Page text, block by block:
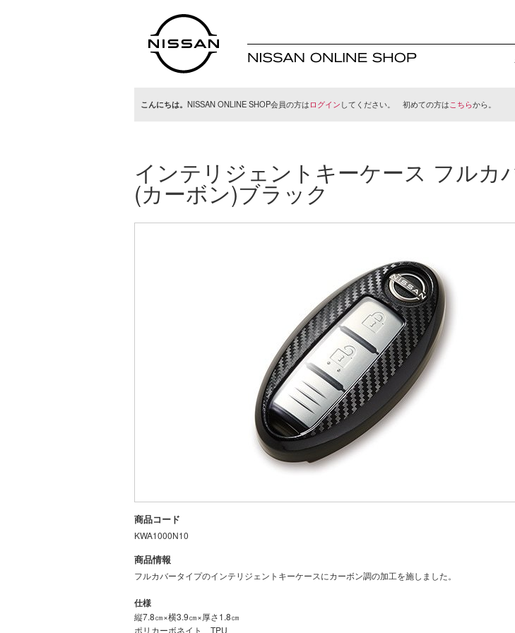
こんにちは。 NISSAN ONLINE SHOP会員の方はログインしてください。 初めての方はこちらから。
インテリジェントキーケース フルカ
(カーボン)ブラック
商品コード
KWA1000N10
商品情報
フルカバータイプのインテリジェントキーケースにカーボン調の加工を施しました。
仕様
縦7.8㎝×横3.9㎝×厚さ1.8㎝
ポリカーボネイト、TPU